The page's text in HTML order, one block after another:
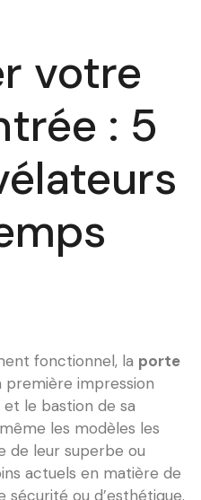
votre
: 5
fonctionnel, la porte
première impression
le bastion de sa
les modèles les
de leur superbe ou
actuels en matière de
ou d’esthétique.